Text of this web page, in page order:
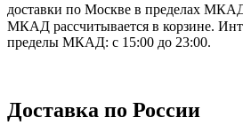
доставки по Москве в пределах
МКАД рассчитывается в корзине.
пределы МКАД: с 15:00 до 23:00.
Доставка по России